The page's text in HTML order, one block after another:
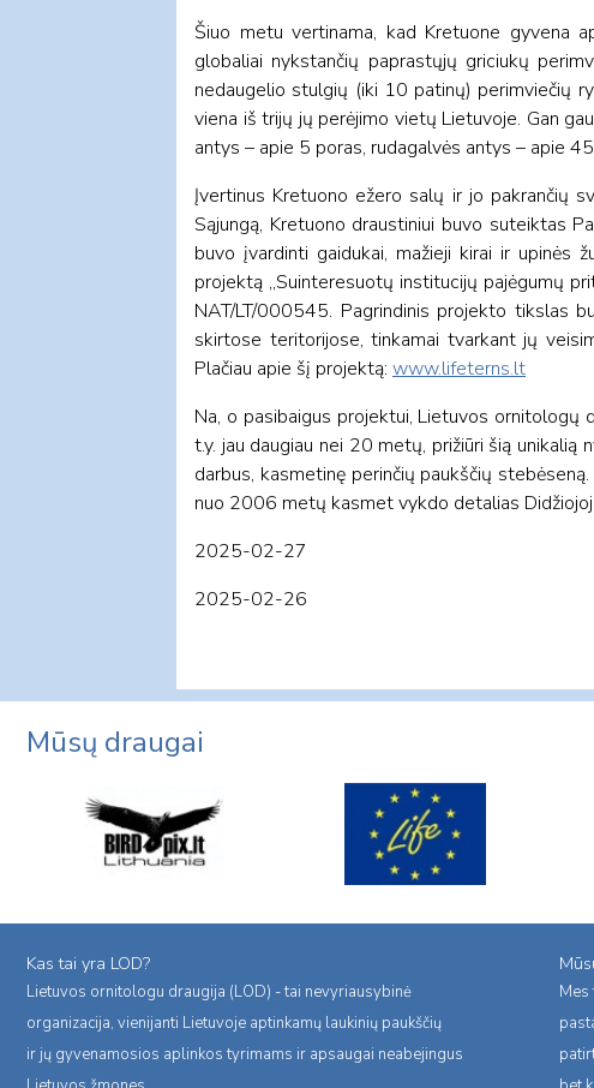
Šiuo metu vertinama, kad Kretuone gyvena
globaliai nykstančių paprastųjų griciukų
nedaugelio stulgių (iki 10 patinų) perimviečių
viena iš trijų jų perėjimo vietų Lietuvoje. Gan
antys – apie 5 poras, rudagalvės antys – apie
Įvertinus Kretuono ežero salų ir jo pakrančių
Sąjungą, Kretuono draustiniui buvo suteiktas
buvo įvardinti gaidukai, mažieji kirai ir
projektą „Suinteresuotų institucijų pajėgumų
NAT/LT/000545. Pagrindinis projekto tikslas
skirtose teritorijose, tinkamai tvarkant jų
Plačiau apie šį projektą: www.lifeterns.lt
Na, o pasibaigus projektui, Lietuvos ornitologų
t.y. jau daugiau nei 20 metų, prižiūri šią
darbus, kasmetinę perinčių paukščių
nuo 2006 metų kasmet vykdo detalias
2025-02-27
2025-02-26
Mūsų draugai
Kas tai yra LOD?
Lietuvos ornitologu draugija (LOD) - tai nevyriausybinė
organizacija, vienijanti Lietuvoje aptinkamų laukinių paukščių
ir jų gyvenamosios aplinkos tyrimams ir apsaugai neabejingus
Mes